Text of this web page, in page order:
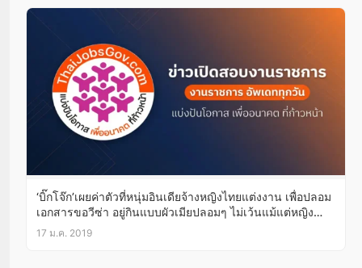
‘บิ๊กโจ๊ก’เผยค่าตัวที่หนุ่มอินเดียจ้างหญิงไทยแต่งงาน เพื่อปลอม
เอกสารขอวีซ่า อยู่กินแบบผัวเมียปลอมๆ ไม่เว้นแม้แต่หญิง
วัย70ก็เอาด้วย!
17 ม.ค. 2019